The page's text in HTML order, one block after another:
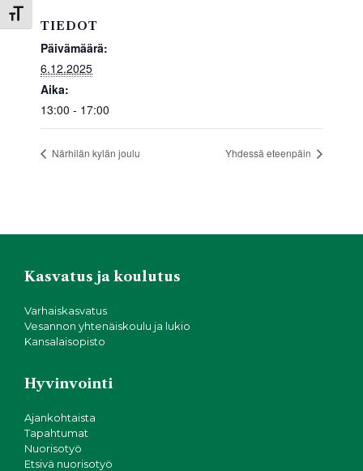
Toggle Font size
o
k
TIEDOT
Päivämäärä:
6.12.2025
Aika:
13:00 - 17:00
Närhilän kylän joulu Yhdessä eteenpäin
Kasvatus ja koulutus
Varhaiskasvatus
Vesannon yhtenäiskoulu ja lukio
Kansalaisopisto
Hyvinvointi
Ajankohtaista
Tapahtumat
Nuorisotyö
Etsivä nuorisotyö